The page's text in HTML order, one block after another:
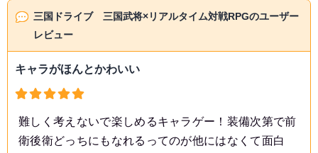
三国ドライブ 三国武将×リアルタイム対戦RPGのユーザー
レビュー
キャラがほんとかわいい
難しく考えないで楽しめるキャラゲー！装備次第で前
衛後衛どっちにもなれるってのが他にはなくて面白